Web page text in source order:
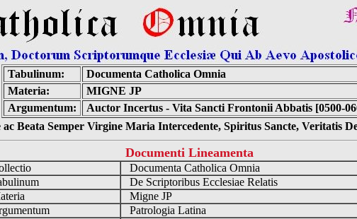
Tabulinum:
Documenta Catholica Omnia
Materia:
MIGNE JP
Argumentum:
Auctor Incertus - Vita Sancti Frontonii Abbatis [0500-
Beata Semper Virgine Maria Intercedente, Spiritus Sancte, Veritatis
Documenti Lineamenta
Documenta Catholica Omnia
De Scriptoribus Ecclesiae Relatis
Migne JP
Patrologia Latina